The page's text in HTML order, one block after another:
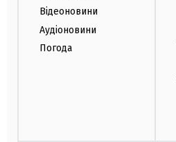
Відеоновини
Аудіоновини
Погода